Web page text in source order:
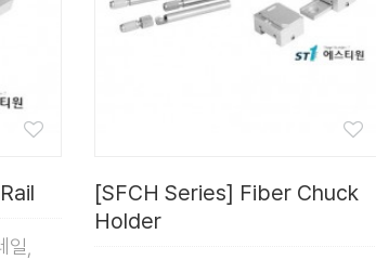
,
[SFCH Series] Fiber Chuck
Holder